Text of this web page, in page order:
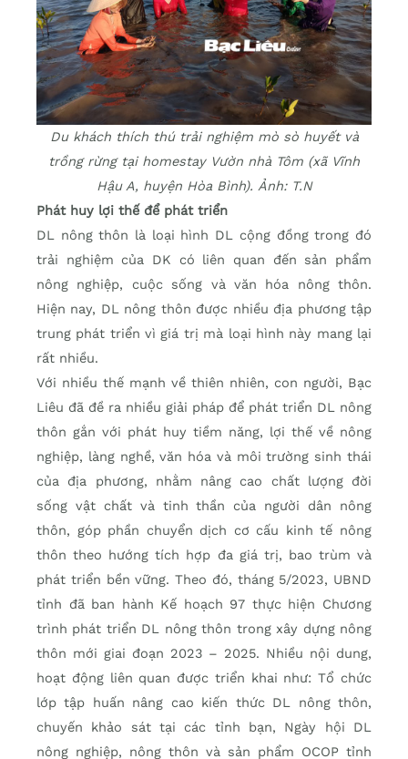
Du khách thích thú trải nghiệm mò sò huyết và
trồng rừng tại homestay Vườn nhà Tôm (xã Vĩnh
Hậu A, huyện Hòa Bình). Ảnh: T.N
Phát huy lợi thế để phát triển
DL nông thôn là loại hình DL cộng đồng trong đó
trải nghiệm của DK có liên quan đến sản phẩm
nông nghiệp, cuộc sống và văn hóa nông thôn.
Hiện nay, DL nông thôn được nhiều địa phương tập
trung phát triển vì giá trị mà loại hình này mang lại
rất nhiều.
Với nhiều thế mạnh về thiên nhiên, con người, Bạc
Liêu đã đề ra nhiều giải pháp để phát triển DL nông
thôn gắn với phát huy tiềm năng, lợi thế về nông
nghiệp, làng nghề, văn hóa và môi trường sinh thái
của địa phương, nhằm nâng cao chất lượng đời
sống vật chất và tinh thần của người dân nông
thôn, góp phần chuyển dịch cơ cấu kinh tế nông
thôn theo hướng tích hợp đa giá trị, bao trùm và
phát triển bền vững. Theo đó, tháng 5/2023, UBND
tỉnh đã ban hành Kế hoạch 97 thực hiện Chương
trình phát triển DL nông thôn trong xây dựng nông
thôn mới giai đoạn 2023 – 2025. Nhiều nội dung,
hoạt động liên quan được triển khai như: Tổ chức
lớp tập huấn nâng cao kiến thức DL nông thôn,
chuyến khảo sát tại các tỉnh bạn, Ngày hội DL
nông nghiệp, nông thôn và sản phẩm OCOP tỉnh